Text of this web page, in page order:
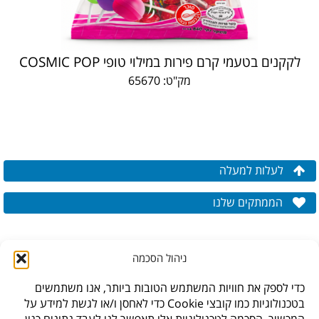
ניהול הסכמה
כדי לספק את חוויות המשתמש הטובות ביותר, אנו משתמשים
בטכנולוגיות כמו קובצי Cookie כדי לאחסן ו/או לגשת למידע על
לקקנים בטעמי קרם פירות במילוי טופי COSMIC POP
מק"ט: 65670
לעלות למעלה
הממתקים שלנו